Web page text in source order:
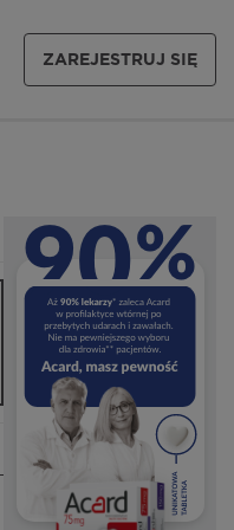
ZAREJESTRUJ SIĘ